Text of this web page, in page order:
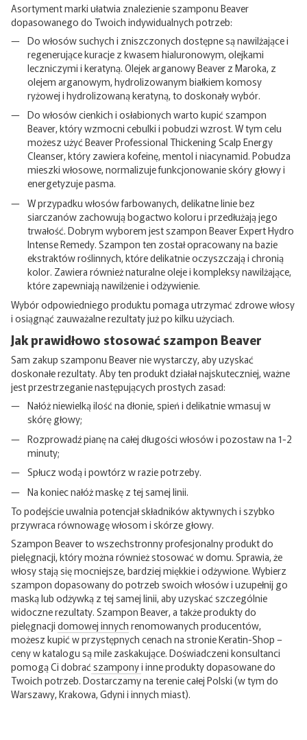
Asortyment marki ułatwia znalezienie szamponu Beaver
dopasowanego do Twoich indywidualnych potrzeb:
Do włosów suchych i zniszczonych dostępne są nawilżające i
regenerujące kuracje z kwasem hialuronowym, olejkami
leczniczymi i keratyną. Olejek arganowy Beaver z Maroka, z
olejem arganowym, hydrolizowanym białkiem komosy
ryżowej i hydrolizowaną keratyną, to doskonały wybór.
Do włosów cienkich i osłabionych warto kupić szampon
Beaver, który wzmocni cebulki i pobudzi wzrost. W tym celu
możesz użyć Beaver Professional Thickening Scalp Energy
Cleanser, który zawiera kofeinę, mentol i niacynamid. Pobudza
mieszki włosowe, normalizuje funkcjonowanie skóry głowy i
energetyzuje pasma.
W przypadku włosów farbowanych, delikatne linie bez
siarczanów zachowują bogactwo koloru i przedłużają jego
trwałość. Dobrym wyborem jest szampon Beaver Expert Hydro
Intense Remedy. Szampon ten został opracowany na bazie
ekstraktów roślinnych, które delikatnie oczyszczają i chronią
kolor. Zawiera również naturalne oleje i kompleksy nawilżające,
które zapewniają nawilżenie i odżywienie.
Wybór odpowiedniego produktu pomaga utrzymać zdrowe włosy
i osiągnąć zauważalne rezultaty już po kilku użyciach.
Jak prawidłowo stosować szampon Beaver
Sam zakup szamponu Beaver nie wystarczy, aby uzyskać
doskonałe rezultaty. Aby ten produkt działał najskuteczniej, ważne
jest przestrzeganie następujących prostych zasad:
Nałóż niewielką ilość na dłonie, spień i delikatnie wmasuj w
skórę głowy;
Rozprowadź pianę na całej długości włosów i pozostaw na 1-2
minuty;
Spłucz wodą i powtórz w razie potrzeby.
Na koniec nałóżmaskę z tej samej linii.
To podejście uwalnia potencjał składników aktywnych i szybko
przywraca równowagę włosom i skórze głowy.
Szampon Beaver to wszechstronny profesjonalny produkt do
pielęgnacji, który można również stosować w domu. Sprawia, że ​​
włosy stają się mocniejsze, bardziej miękkie i odżywione. Wybierz
szampon dopasowany do potrzeb swoich włosów i uzupełnij go
maską lub odżywką z tej samej linii, aby uzyskać szczególnie
widoczne rezultaty. Szampon Beaver, a także produkty do
pielęgnacji domowej innych renomowanych producentów,
możesz kupić w przystępnych cenach na stronie Keratin-Shop –
ceny w katalogu są mile zaskakujące. Doświadczeni konsultanci
pomogą Ci dobraćszamponyi inne produkty dopasowane do
Twoich potrzeb. Dostarczamy na terenie całej Polski (w tym do
Warszawy, Krakowa, Gdyni i innych miast).